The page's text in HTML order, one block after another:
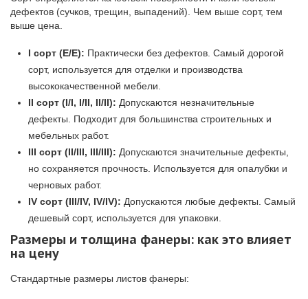
дефектов (сучков, трещин, выпадений). Чем выше сорт, тем
выше цена.
I сорт (E/E): Практически без дефектов. Самый дорогой
сорт, используется для отделки и производства
высококачественной мебели.
II сорт (I/I, I/II, II/II): Допускаются незначительные
дефекты. Подходит для большинства строительных и
мебельных работ.
III сорт (II/III, III/III): Допускаются значительные дефекты,
но сохраняется прочность. Используется для опалубки и
черновых работ.
IV сорт (III/IV, IV/IV): Допускаются любые дефекты. Самый
дешевый сорт, используется для упаковки.
Размеры и толщина фанеры: как это влияет
на цену
Стандартные размеры листов фанеры: